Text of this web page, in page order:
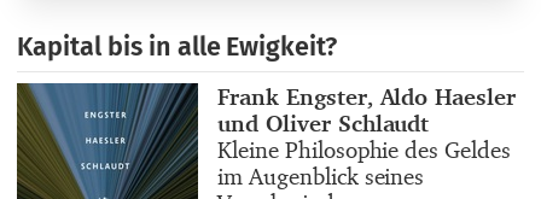
Kapital bis in alle Ewigkeit?
Buchautor_innen
Frank Engster, Aldo Haesler
und Oliver Schlaudt
Buchtitel
Kleine Philosophie des Geldes
im Augenblick seines